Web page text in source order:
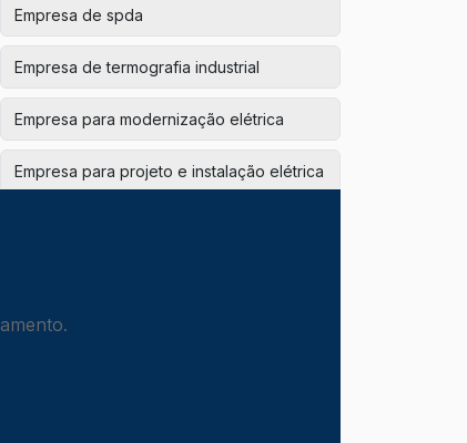
Empresa de spda
Empresa de termografia industrial
Empresa para modernização elétrica
Empresa para projeto e instalação elétrica